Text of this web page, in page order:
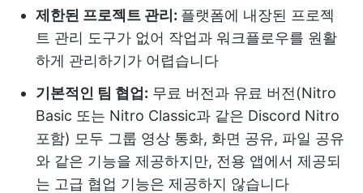
제한된 프로젝트 관리: 플랫폼에 내장된 프로젝
트 관리 도구가 없어 작업과 워크플로우를 원활
하게 관리하기가 어렵습니다
기본적인 팀 협업: 무료 버전과 유료 버전(Nitro
Basic 또는 Nitro Classic과 같은 Discord Nitro
포함) 모두 그룹 영상 통화, 화면 공유, 파일 공유
와 같은 기능을 제공하지만, 전용 앱에서 제공되
는 고급 협업 기능은 제공하지 않습니다